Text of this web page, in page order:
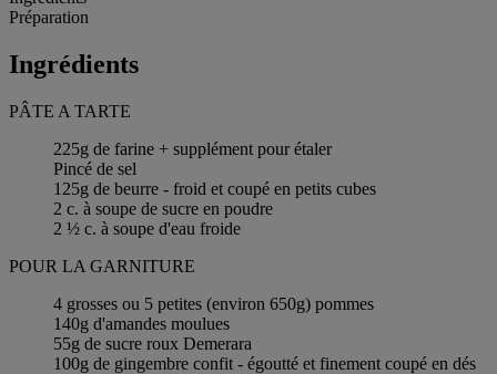
Préparation
Ingrédients
PÂTE A TARTE
225g de farine + supplément pour étaler
Pincé de sel
125g de beurre - froid et coupé en petits cubes
2 c. à soupe de sucre en poudre
2 ½ c. à soupe d'eau froide
POUR LA GARNITURE
4 grosses ou 5 petites (environ 650g) pommes
140g d'amandes moulues
55g de sucre roux Demerara
100g de gingembre confit - égoutté et finement coupé en dés